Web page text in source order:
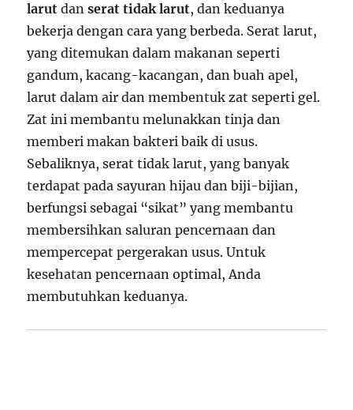
larut danserat tidak larut, dan keduanya
bekerja dengan cara yang berbeda. Serat larut,
yang ditemukan dalam makanan seperti
gandum, kacang-kacangan, dan buah apel,
larut dalam air dan membentuk zat seperti gel.
Zat ini membantu melunakkan tinja dan
memberi makan bakteri baik di usus.
Sebaliknya, serat tidak larut, yang banyak
terdapat pada sayuran hijau dan biji-bijian,
berfungsi sebagai “sikat” yang membantu
membersihkan saluran pencernaan dan
mempercepat pergerakan usus. Untuk
kesehatan pencernaan optimal, Anda
membutuhkan keduanya.